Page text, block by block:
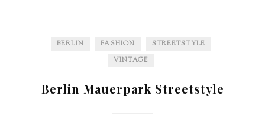
BERLIN FASHION
STREETSTYLE
VINTAGE
Berlin Mauerpark Streetstyle